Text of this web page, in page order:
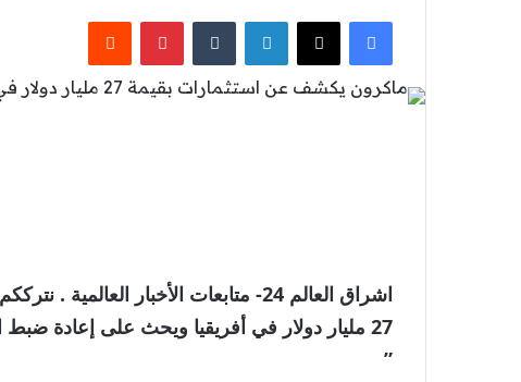
فيسبوك
‫X لينكدإن بينتيريست
اشراق العالم 24- متابعات الأخبار
27 مليار دولار في أفريقيا ويحث على إعادة ضبط العلاقات مع أوروبا
”